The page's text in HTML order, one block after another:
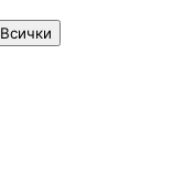
Всички